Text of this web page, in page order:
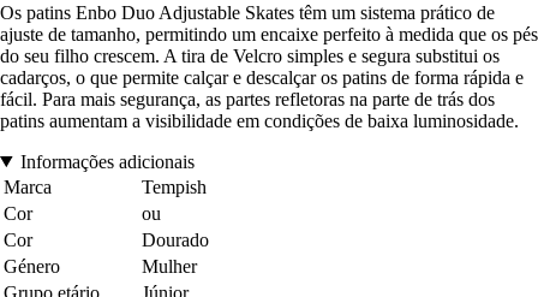
Os patins Enbo Duo Adjustable Skates têm um sistema prático de
ajuste de tamanho, permitindo um encaixe perfeito à medida que os pés
do seu filho crescem. A tira de Velcro simples e segura substitui os
cadarços, o que permite calçar e descalçar os patins de forma rápida e
fácil. Para mais segurança, as partes refletoras na parte de trás dos
patins aumentam a visibilidade em condições de baixa luminosidade.
Informações adicionais
Marca
Tempish
Cor
ou
Cor
Dourado
Género
Mulher
Grupo etário
Júnior